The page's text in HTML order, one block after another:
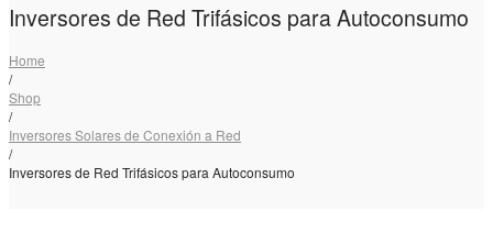
Inversores de Red Trifásicos para Autoconsumo
Home
/
Shop
/
Inversores Solares de Conexión a Red
/
Inversores de Red Trifásicos para Autoconsumo